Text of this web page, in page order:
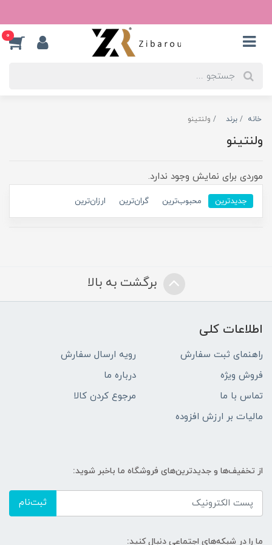
0
خانه برند ولنتینو
ولنتینو
موردی برای نمایش وجود ندارد.
جدیدترین محبوب‌ترین گران‌ترین ارزان‌ترین
برگشت به بالا
اطلاعات کلی
راهنمای ثبت سفارش
رویه ارسال سفارش
فروش ویژه
درباره ما
تماس با ما
مرجوع کردن کالا
مالیات بر ارزش افزوده
از تخفیف‌ها و جدیدترین‌های فروشگاه ما باخبر شوید:
ثبت‌نام
ما را در شبکه‌های اجتماعی دنبال کنید: